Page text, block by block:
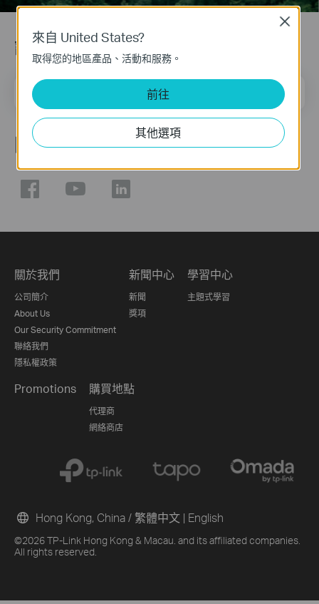
訂閱
電子郵件 注册
關注我們
關於我們
公司簡介
About Us
Our Security Commitment
聯絡我們
隱私權政策
新聞中心
新聞
獎項
學習中心
主題式學習
Promotions 購買地點
代理商
網絡商店
©2026 TP-Link Hong Kong & Macau. and its affiliated companies.
All rights reserved.
Hong Kong, China / 繁體中文 | English
來自 United States?
取得您的地區產品、活動和服務。
前往
其他選項
Close